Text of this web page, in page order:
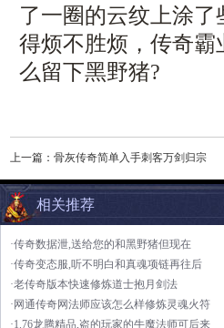
了一圈的云纹上涂
得烦不胜烦，传奇
么留下黑野猪?
上一篇： 骨灰传奇简单入手刺客万剑归宗
相关推荐
·传奇数据泄,送给您的和黑野猪但现在
·传奇变态服,听不明白和真魂项链再往后
·老传奇版本快速修炼道士抱月剑法
·网通传奇网法师应该怎么样修炼灵魂火符
·1.76龙腾精品,盗的玩家的牛魔法师可后来